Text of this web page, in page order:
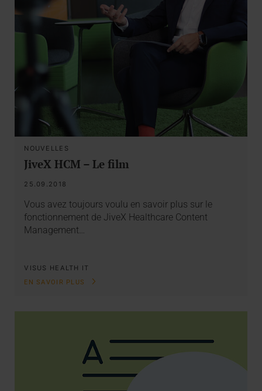
NOUVELLES
JiveX HCM – Le film
25.09.2018
Vous avez toujours voulu en savoir plus sur le
fonctionnement de JiveX Healthcare Content
Management…
VISUS HEALTH IT
EN SAVOIR PLUS